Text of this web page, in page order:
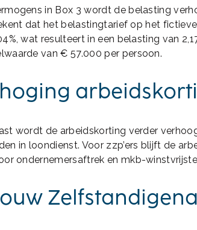
in Box 3 wordt de belasting
dat het belastingtarief op het
wat resulteert in een belasting van
van € 57.000 per persoon.
wordt de arbeidskorting verder
in loondienst. Voor zzp’ers blijft de
ondernemersaftrek en mkb-